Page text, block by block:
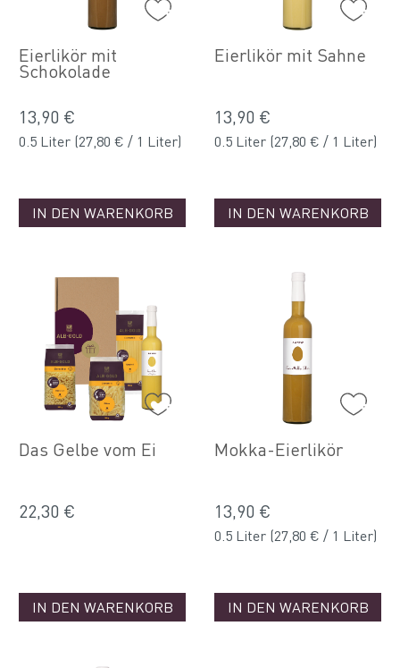
Eierlikör mit
Schokolade
13,90 €
0.5 Liter (27,80 € / 1 Liter)
IN DEN WARENKORB
Eierlikör mit Sahne
13,90 €
0.5 Liter (27,80 € / 1 Liter)
IN DEN WARENKORB
Das Gelbe vom Ei
22,30 €
IN DEN WARENKORB
Mokka-Eierlikör
13,90 €
0.5 Liter (27,80 € / 1 Liter)
IN DEN WARENKORB